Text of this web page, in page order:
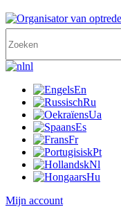
nl
En
Ru
Ua
Es
Fr
Pt
Nl
Hu
Mijn account